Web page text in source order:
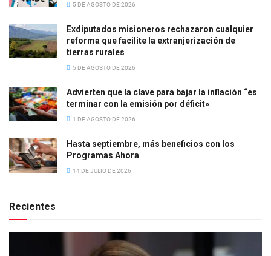
5 DE AGOSTO DE 2026
Exdiputados misioneros rechazaron cualquier
reforma que facilite la extranjerización de
tierras rurales
5 DE AGOSTO DE 2026
Advierten que la clave para bajar la inflación “es
terminar con la emisión por déficit»
1 DE AGOSTO DE 2026
Hasta septiembre, más beneficios con los
Programas Ahora
14 DE JULIO DE 2026
Recientes